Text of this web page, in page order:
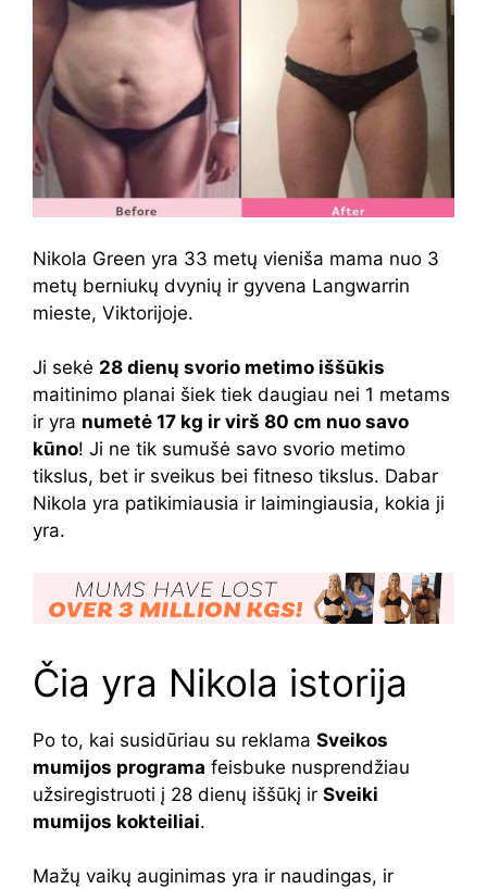
Nikola Green yra 33 metų vieniša mama nuo 3
metų berniukų dvynių ir gyvena Langwarrin
mieste, Viktorijoje.
Ji sekė 28 dienų svorio metimo iššūkis
maitinimo planai šiek tiek daugiau nei 1 metams
ir yra numetė 17 kg ir virš 80 cm nuo savo
kūno! Ji ne tik sumušė savo svorio metimo
tikslus, bet ir sveikus bei fitneso tikslus. Dabar
Nikola yra patikimiausia ir laimingiausia, kokia ji
yra.
Čia yra Nikola istorija
Po to, kai susidūriau su reklama Sveikos
mumijos programa feisbuke nusprendžiau
užsiregistruoti į 28 dienų iššūkį ir Sveiki
mumijos kokteiliai.
Mažų vaikų auginimas yra ir naudingas, ir